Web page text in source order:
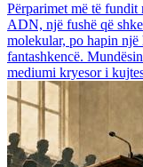
Përparimet më të fundit
ADN, një fushë që
molekular, po hapin
fantashkencë.
mediumi kryesor i